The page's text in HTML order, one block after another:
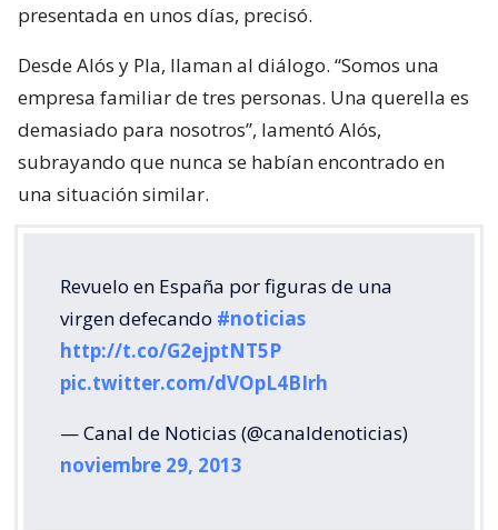
presentada en unos días, precisó.
Desde Alós y Pla, llaman al diálogo. “Somos una
empresa familiar de tres personas. Una querella es
demasiado para nosotros”, lamentó Alós,
subrayando que nunca se habían encontrado en
una situación similar.
Revuelo en España por figuras de una
virgen defecando #noticias
http://t.co/G2ejptNT5P
pic.twitter.com/dVOpL4BIrh
— Canal de Noticias (@canaldenoticias)
noviembre 29, 2013